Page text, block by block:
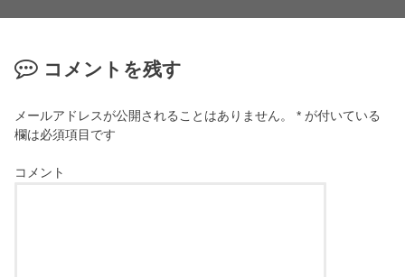
コメントを残す
メールアドレスが公開されることはありません。 * が付いている
欄は必須項目です
コメント